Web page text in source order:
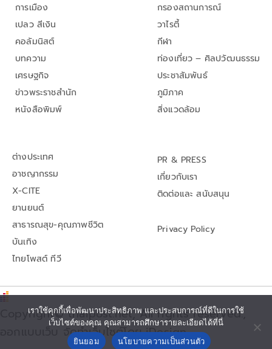
การเมือง
เปลว สีเงิน
คอลัมนิสต์
บทความ
เศรษฐกิจ
ข่าวพระราชสำนัก
หนังสือพิมพ์
กรองสถานการณ์
วาไรตี้
กีฬา
ท่องเที่ยว – ศิลปวัฒนธรรม
ประชาสัมพันธ์
ภูมิภาค
สิ่งแวดล้อม
ต่างประเทศ
อาชญากรรม
X-CITE
ยานยนต์
สาธารณสุข-คุณภาพชีวิต
บันเทิง
ไทยโพสต์ ทีวี
PR & PRESS
เกี่ยวกับเรา
ติดต่อและ สนับสนุน
Privacy Policy
Copyright© thaipost.net, All rights reserved.,
ออกแบบเว็บ จัดทำเว็บไซต์โดย iDesign
เราใช้คุกกี้เพื่อพัฒนาประสิทธิภาพ และประสบการณ์ที่ดีในการใช้
เว็บไซต์ของคุณ คุณสามารถศึกษารายละเอียดได้ที่นี่
ยินยอม
นโยบายความเป็นส่วนตัว